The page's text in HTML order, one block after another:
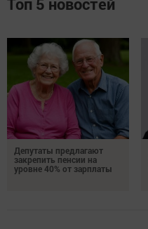
Депутаты предлагают
закрепить пенсии на
уровне 40% от зарплаты